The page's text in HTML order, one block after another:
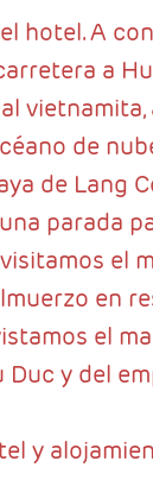
hotel. A
a
vietnamita,
de
de Lang
parada
el
en
el
Duc y del
y